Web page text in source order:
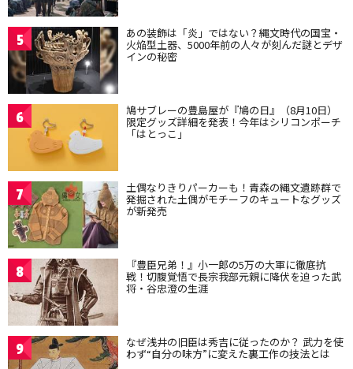
5 あの装飾は「炎」ではない？縄文時代の国宝・
火焔型土器、5000年前の人々が刻んだ謎とデザ
インの秘密
6 鳩サブレーの豊島屋が『鳩の日』（8月10日）
限定グッズ詳細を発表！今年はシリコンポーチ
「はとっこ」
7 土偶なりきりパーカーも！青森の縄文遺跡群で
発掘された土偶がモチーフのキュートなグッズ
が新発売
8 『豊臣兄弟！』小一郎の5万の大軍に徹底抗
戦！切腹覚悟で長宗我部元親に降伏を迫った武
将・谷忠澄の生涯
9 なぜ浅井の旧臣は秀吉に従ったのか？ 武力を使
わず“自分の味方”に変えた裏工作の技法とは